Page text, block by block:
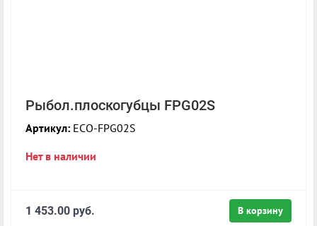
Рыбол.плоскогубцы FPG02S
Артикул: ECO-FPG02S
Нет в наличии
В корзину
1 453.00 руб.